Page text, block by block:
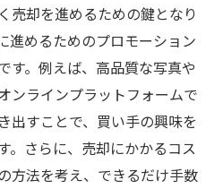
売却を進めるための鍵となり
進めるためのプロモーション
す。例えば、高品質な写真や
ンラインプラットフォームで
出すことで、買い手の興味を
。さらに、売却にかかるコス
方法を考え、できるだけ手数